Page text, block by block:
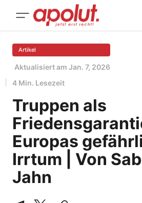
Artikel
Aktualisiert am Jan. 7, 2026
4 Min. Lesezeit
Truppen als
Europas
Irrtum | Von
Jahn